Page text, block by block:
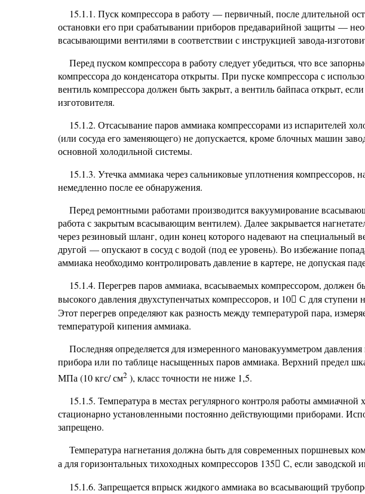
15.1.1. Пуск компрессора в работу — первичный, после длительной
остановки его при срабатывании приборов предаварийной защиты —
всасывающими вентилями в соответствии с инструкцией завода-
Перед пуском компрессора в работу следует убедиться, что все
компрессора до конденсатора открыты. При пуске компрессора с
вентиль компрессора должен быть закрыт, а вентиль байпаса открыт,
изготовителя.
15.1.2. Отсасывание паров аммиака компрессорами из испарителей
(или сосуда его заменяющего) не допускается, кроме блочных машин
основной холодильной системы.
15.1.3. Утечка аммиака через сальниковые уплотнения компрессоров,
немедленно после ее обнаружения.
Перед ремонтными работами производится вакуумирование
работа с закрытым всасывающим вентилем). Далее закрывается
через резиновый шланг, один конец которого надевают на специальный
другой — опускают в сосуд с водой (под ее уровень). Во избежание
аммиака необходимо контролировать давление в картере, не допуская
15.1.4. Перегрев паров аммиака, всасываемых компрессором, должен
высокого давления двухступенчатых компрессоров, и 10 С для ступени
Этот перегрев определяют как разность между температурой пара,
температурой кипения аммиака.
Последняя определяется для измеренного мановакуумметром
прибора или по таблице насыщенных паров аммиака. Верхний предел
МПа (10 кгс/ см2 ), класс точности нениже 1,5.
15.1.5. Температура в местах регулярного контроля работы
стационарно установленными постоянно действующими приборами.
запрещено.
Температура нагнетания должна быть для современных поршневых
а для горизонтальных тихоходных компрессоров 135 С, если заводской
15.1.6. Запрещается впрыск жидкого аммиака во всасывающий